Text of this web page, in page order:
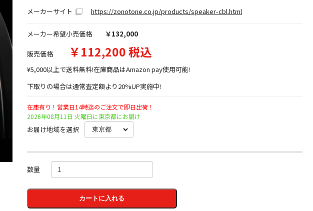
メーカーサイト
https://zonotone.co.jp/products/speaker-cbl.html
メーカー希望小売価格 ￥132,000
販売価格 ￥112,200 税込
¥5,000以上で送料無料!在庫商品はAmazon pay使用可能!
下取りの場合は通常査定額より20%UP実施中!
在庫有り！営業日14時迄のご注文で即日出荷！
2026年08月11日 火曜日に東京都にお届け
お届け地域を選択
数量
カートに入れる